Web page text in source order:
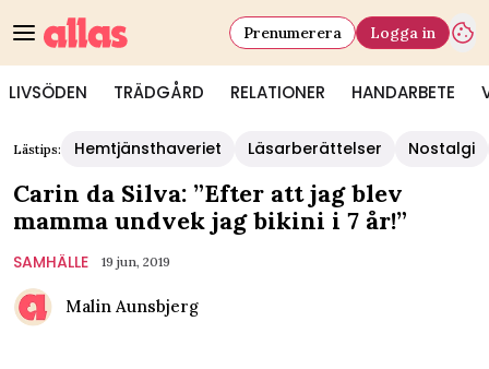
LIVSÖDEN TRÄDGÅRD RELATIONER HANDARBETE
Prenumerera Logga in
Lästips: Hemtjänsthaveriet Läsarberättelser Nostalgi
Carin da Silva: ”Efter att jag blev
mamma undvek jag bikini i 7 år!”
SAMHÄLLE 19 jun, 2019
Malin Aunsbjerg